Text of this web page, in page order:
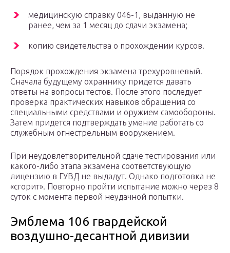
медицинскую справку 046-1, выданную не
ранее, чем за 1 месяц до сдачи экзамена;
копию свидетельства о прохождении курсов.
Порядок прохождения экзамена трехуровневый.
Сначала будущему охраннику придется давать
ответы на вопросы тестов. После этого последует
проверка практических навыков обращения со
специальными средствами и оружием самообороны.
Затем придется подтверждать умение работать со
служебным огнестрельным вооружением.
При неудовлетворительной сдаче тестирования или
какого-либо этапа экзамена соответствующую
лицензию в ГУВД не выдадут. Однако подготовка не
«сгорит». Повторно пройти испытание можно через 8
суток с момента первой неудачной попытки.
Эмблема 106 гвардейской
воздушно-десантной дивизии